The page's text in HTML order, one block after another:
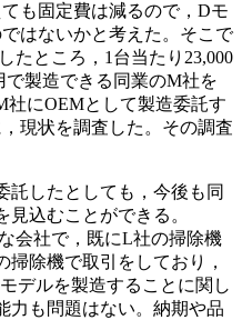
も固定費は減るので，Dモ
はないかと考えた。そこで
たところ，1台当たり23,000
で製造できる同業のM社を
社にOEMとして製造委託す
現状を調査した。その調査
託したとしても，今後も同
見込むことができる。
会社で，既にL社の掃除機
除機で取引をしており，
デルを製造することに関し
力も問題はない。納期や品